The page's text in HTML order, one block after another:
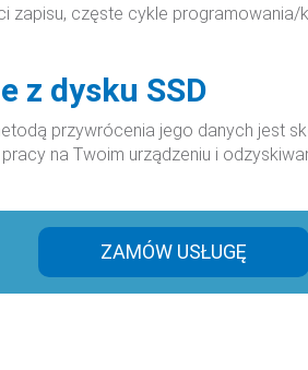
zapisu, częste cykle
z dysku SSD
przywrócenia jego danych jest
na Twoim urządzeniu i
ZAMÓW USŁUGĘ